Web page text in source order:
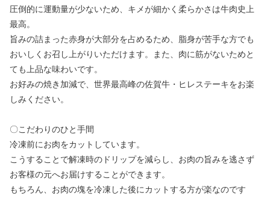
圧倒的に運動量が少ないため、キメが細かく柔らかさは牛肉史上
最高。
旨みの詰まった赤身が大部分を占めるため、脂身が苦手な方でも
おいしくお召し上がりいただけます。また、肉に筋がないためと
ても上品な味わいです。
お好みの焼き加減で、世界最高峰の佐賀牛・ヒレステーキをお楽
しみください。
〇こだわりのひと手間
冷凍前にお肉をカットしています。
こうすることで解凍時のドリップを減らし、お肉の旨みを逃さず
お客様の元へお届けすることができます。
もちろん、お肉の塊を冷凍した後にカットする方が楽なのです